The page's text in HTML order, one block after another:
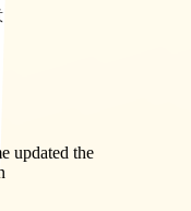
updated the